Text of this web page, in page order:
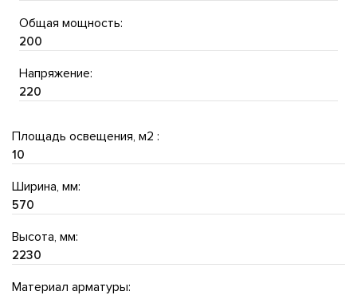
Общая мощность:
200
Напряжение:
220
Площадь освещения, м2 :
10
Ширина, мм:
570
Высота, мм:
2230
Материал арматуры: